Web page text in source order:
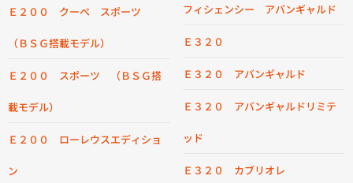
Ｅ２００ クーペ スポーツ
（ＢＳＧ搭載モデル）
Ｅ２００ スポーツ （ＢＳＧ搭
載モデル）
Ｅ２００ ローレウスエディショ
ン
フィシェンシー アバンギャルド
Ｅ３２０
Ｅ３２０ アバンギャルド
Ｅ３２０ アバンギャルドリミテ
ッド
Ｅ３２０ カブリオレ